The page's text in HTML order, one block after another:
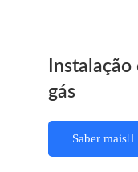
gás
Saber mais